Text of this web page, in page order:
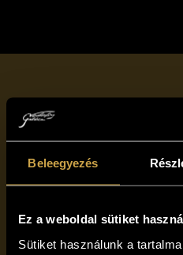
Beleegyezés
Ez a weboldal sütiket
Sütiket használunk a
Iratkozzon fel